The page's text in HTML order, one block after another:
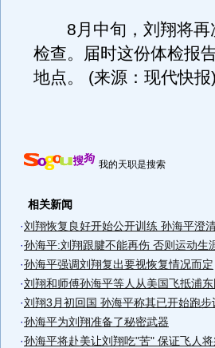
8月中旬，刘翔将再
检查。届时这份体检报
地点。 (来源：现代快报)
我的天职是搜索
相关新闻
·刘翔恢复良好开始公开训练 孙海平澄清
·孙海平:刘翔跟腱不能再伤 否则运动生
·孙海平强调刘翔复出要视恢复情况而定
·刘翔和师傅孙海平等人从美国飞抵浦
·刘翔3月初回国 孙海平称其已开始跑步
·孙海平为刘翔准备了秘密武器
·孙海平将赴美让刘翔吃"苦" 保证飞人